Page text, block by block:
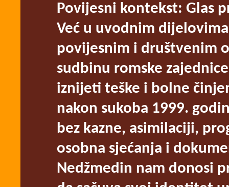
Povijesni kontekst: Glas
Već u uvodnim
povijesnim i društvenim
sudbinu romske
iznijeti teške i bolne
nakon sukoba 1999.
bez kazne, asimilaciji,
osobna sjećanja i
Nedžmedin nam donosi